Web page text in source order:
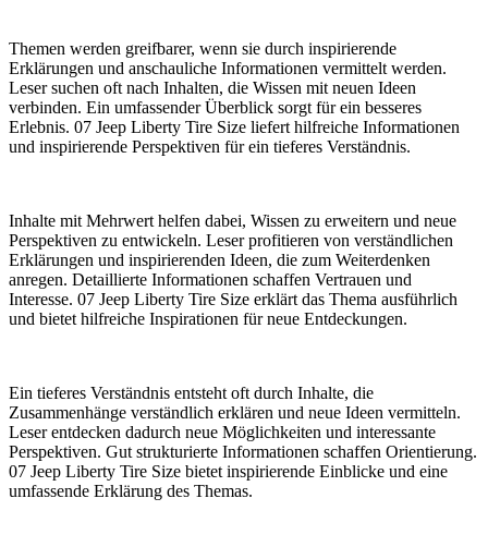
Themen werden greifbarer, wenn sie durch inspirierende
Erklärungen und anschauliche Informationen vermittelt werden.
Leser suchen oft nach Inhalten, die Wissen mit neuen Ideen
verbinden. Ein umfassender Überblick sorgt für ein besseres
Erlebnis. 07 Jeep Liberty Tire Size liefert hilfreiche Informationen
und inspirierende Perspektiven für ein tieferes Verständnis.
Inhalte mit Mehrwert helfen dabei, Wissen zu erweitern und neue
Perspektiven zu entwickeln. Leser profitieren von verständlichen
Erklärungen und inspirierenden Ideen, die zum Weiterdenken
anregen. Detaillierte Informationen schaffen Vertrauen und
Interesse. 07 Jeep Liberty Tire Size erklärt das Thema ausführlich
und bietet hilfreiche Inspirationen für neue Entdeckungen.
Ein tieferes Verständnis entsteht oft durch Inhalte, die
Zusammenhänge verständlich erklären und neue Ideen vermitteln.
Leser entdecken dadurch neue Möglichkeiten und interessante
Perspektiven. Gut strukturierte Informationen schaffen Orientierung.
07 Jeep Liberty Tire Size bietet inspirierende Einblicke und eine
umfassende Erklärung des Themas.